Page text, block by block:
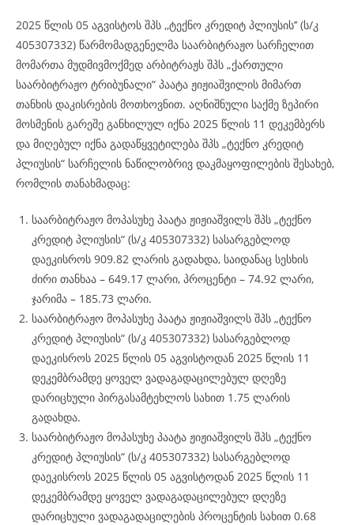
2025 წლის 05 აგვისტოს შპს ,,ტექნო კრედიტ პლიუსის’’ (ს/კ
405307332) წარმომადგენელმა საარბიტრაჟო სარჩელით
მომართა მუდმივმოქმედ არბიტრაჟს შპს „ქართული
საარბიტრაჟო ტრიბუნალი“ პაატა ჟიჟიაშვილის მიმართ
თანხის დაკისრების მოთხოვნით. აღნიშნული საქმე ზეპირი
მოსმენის გარეშე განხილულ იქნა 2025 წლის 11 დეკემბერს
და მიღებულ იქნა გადაწყვეტილება შპს „ტექნო კრედიტ
პლიუსის“ სარჩელის ნაწილობრივ დაკმაყოფილების შესახებ,
რომლის თანახმადაც:
საარბიტრაჟო მოპასუხე პაატა ჟიჟიაშვილს შპს „ტექნო
კრედიტ პლიუსის“ (ს/კ 405307332) სასარგებლოდ
დაეკისროს 909.82 ლარის გადახდა, საიდანაც სესხის
ძირი თანხაა – 649.17 ლარი, პროცენტი – 74.92 ლარი,
ჯარიმა – 185.73 ლარი.
საარბიტრაჟო მოპასუხე პაატა ჟიჟიაშვილს შპს „ტექნო
კრედიტ პლიუსის“ (ს/კ 405307332) სასარგებლოდ
დაეკისროს 2025 წლის 05 აგვისტოდან 2025 წლის 11
დეკემბრამდე ყოველ ვადაგადაცილებულ დღეზე
დარიცხული პირგასამტეხლოს სახით 1.75 ლარის
გადახდა.
საარბიტრაჟო მოპასუხე პაატა ჟიჟიაშვილს შპს „ტექნო
კრედიტ პლიუსის“ (ს/კ 405307332) სასარგებლოდ
დაეკისროს 2025 წლის 05 აგვისტოდან 2025 წლის 11
დეკემბრამდე ყოველ ვადაგადაცილებულ დღეზე
დარიცხული ვადაგადაცილების პროცენტის სახით 0.68